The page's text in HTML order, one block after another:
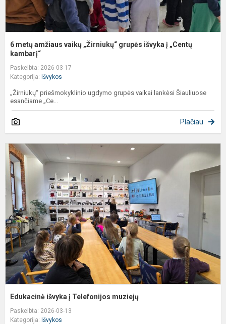
6 metų amžiaus vaikų „Žirniukų“ grupės išvyka į „Centų
kambarį“
Paskelbta: 2026-03-17
Kategorija: Išvykos
„Žirniukų“ priešmokyklinio ugdymo grupės vaikai lankėsi Šiauliuose
esančiame „Ce...
Plačiau
Edukacinė išvyka į Telefonijos muziejų
Paskelbta: 2026-03-13
Kategorija: Išvykos